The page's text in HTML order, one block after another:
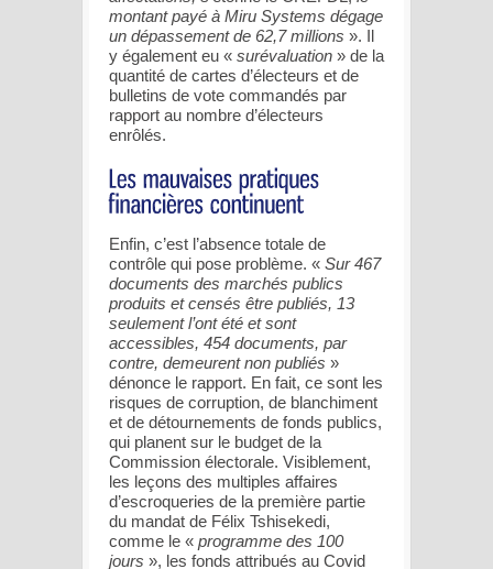
montant payé à Miru Systems dégage
un dépassement de 62,7 millions ». Il
y également eu « surévaluation » de la
quantité de cartes d’électeurs et de
bulletins de vote commandés par
rapport au nombre d’électeurs
enrôlés.
Enfin, c’est l’absence totale de
contrôle qui pose problème. « Sur 467
documents des marchés publics
produits et censés être publiés, 13
seulement l’ont été et sont
accessibles, 454 documents, par
contre, demeurent non publiés »
dénonce le rapport. En fait, ce sont les
risques de corruption, de blanchiment
et de détournements de fonds publics,
qui planent sur le budget de la
Commission électorale. Visiblement,
les leçons des multiples affaires
d’escroqueries de la première partie
du mandat de Félix Tshisekedi,
comme le « programme des 100
jours », les fonds attribués au Covid